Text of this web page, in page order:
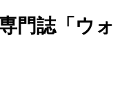
門誌「ウォ